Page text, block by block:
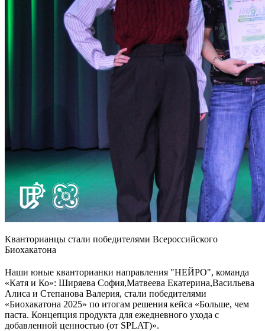
Кванторианцы стали победителями Всероссийского
Биохакатона
Наши юные кванторианки направления "НЕЙРО", команда
«Катя и Ко»: Ширяева София,Матвеева Екатерина,Васильева
Алиса и Степанова Валерия, стали победителями
«Биохакатона 2025» по итогам решения кейса «Больше, чем
паста. Концепция продукта для ежедневного ухода с
добавленной ценностью (от SPLAT)».